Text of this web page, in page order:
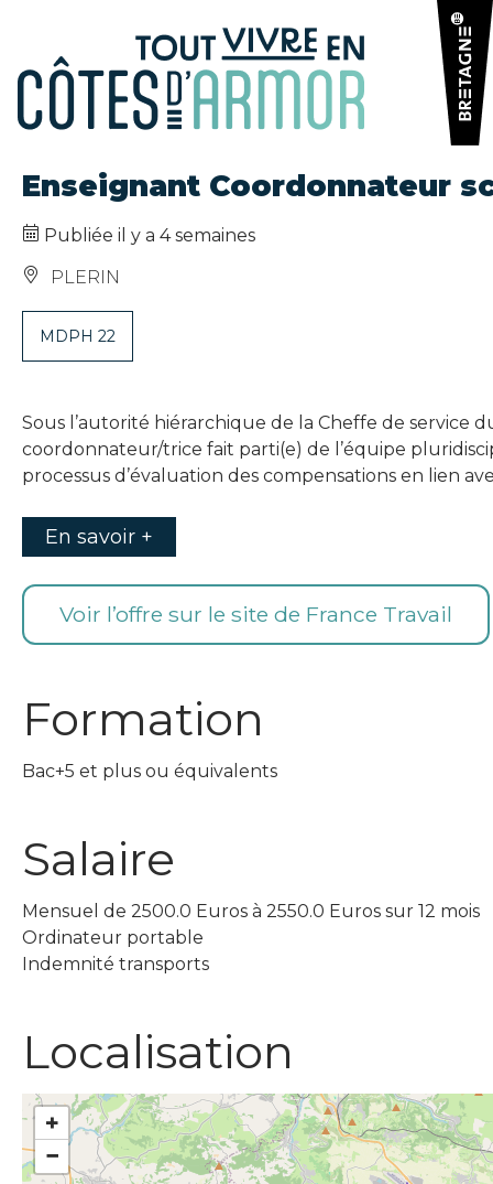
Enseignant Coordonnateur
Publiée il y a 4 semaines
PLERIN
MDPH 22
Sous l’autorité hiérarchique de la Cheffe de
coordonnateur/trice fait parti(e) de l’équipe
processus d’évaluation des compensations en lien
En savoir +
Voir l’offre sur le site de France Travail
Formation
Bac+5 et plus ou équivalents
Salaire
Mensuel de 2500.0 Euros à 2550.0 Euros sur 12 mois
Ordinateur portable
Indemnité transports
Localisation
+
−